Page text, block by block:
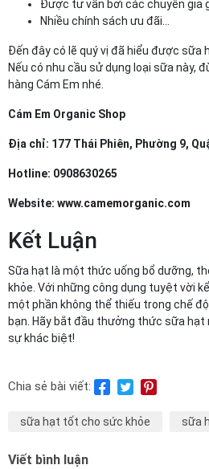
Được tư vấn bởi các chuyên gia
Nhiều chính sách ưu đãi...
Đến đây có lẽ quý vị đã hiểu được sữa
Nếu có nhu cầu sử dụng loại sữa này,
hàng Cám Em nhé.
Cám Em Organic Shop
Địa chỉ: 177 Thái Phiên, Phường 9,
Hotline: 0908630265
Website: www.camemorganic.com
Kết Luận
Sữa hạt là một thức uống bổ dưỡng,
khỏe. Với những công dụng tuyệt vời
một phần không thể thiếu trong chế
bạn. Hãy bắt đầu thưởng thức sữa hạt
sự khác biệt!
Chia sẻ bài viết:
sữa hạt tốt cho sức khỏe sữa
Viết bình luận